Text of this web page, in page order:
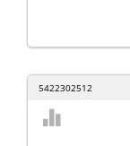
5422302512